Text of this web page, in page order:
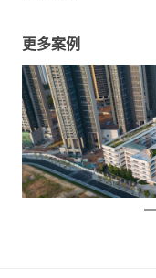
更多案例